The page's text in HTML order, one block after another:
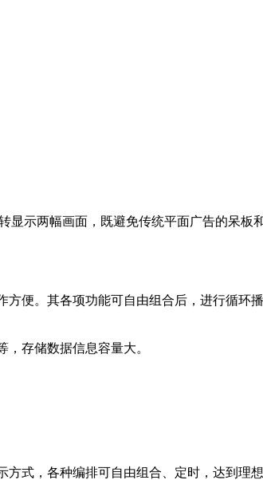
示两幅画面，既避免传统平面广告的呆板
便。其各项功能可自由组合后，进行循环
存储数据信息容量大。
式，各种编排可自由组合、定时，达到理想